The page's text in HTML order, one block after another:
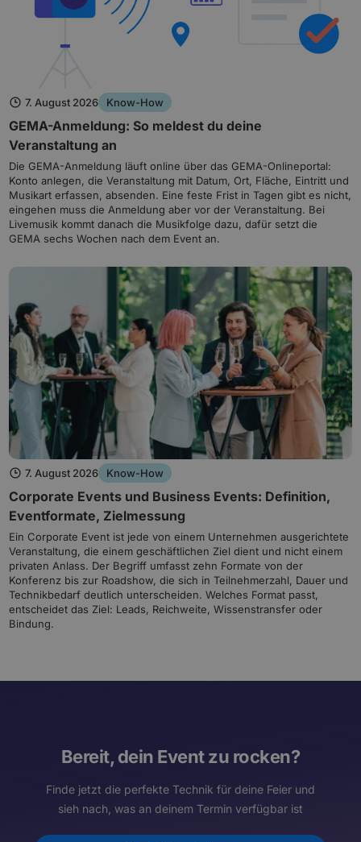
7. August 2026 Know-How
GEMA-Anmeldung: So meldest du deine
Veranstaltung an
Die GEMA-Anmeldung läuft online über das GEMA-Onlineportal:
Konto anlegen, die Veranstaltung mit Datum, Ort, Fläche, Eintritt und
Musikart erfassen, absenden. Eine feste Frist in Tagen gibt es nicht,
eingehen muss die Anmeldung aber vor der Veranstaltung. Bei
Livemusik kommt danach die Musikfolge dazu, dafür setzt die
GEMA sechs Wochen nach dem Event an.
7. August 2026 Know-How
Corporate Events und Business Events: Definition,
Eventformate, Zielmessung
Ein Corporate Event ist jede von einem Unternehmen ausgerichtete
Veranstaltung, die einem geschäftlichen Ziel dient und nicht einem
privaten Anlass. Der Begriff umfasst zehn Formate von der
Konferenz bis zur Roadshow, die sich in Teilnehmerzahl, Dauer und
Technikbedarf deutlich unterscheiden. Welches Format passt,
entscheidet das Ziel: Leads, Reichweite, Wissenstransfer oder
Bindung.
Bereit, dein Event zu rocken?
Finde jetzt die perfekte Technik für deine Feier und
sieh nach, was an deinem Termin verfügbar ist